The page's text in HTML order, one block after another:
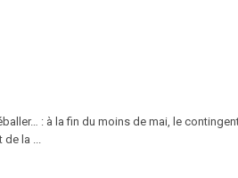
: à la fin du moins de mai, le
de la ...